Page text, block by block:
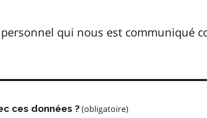
qui nous est communiqué
ces données ?